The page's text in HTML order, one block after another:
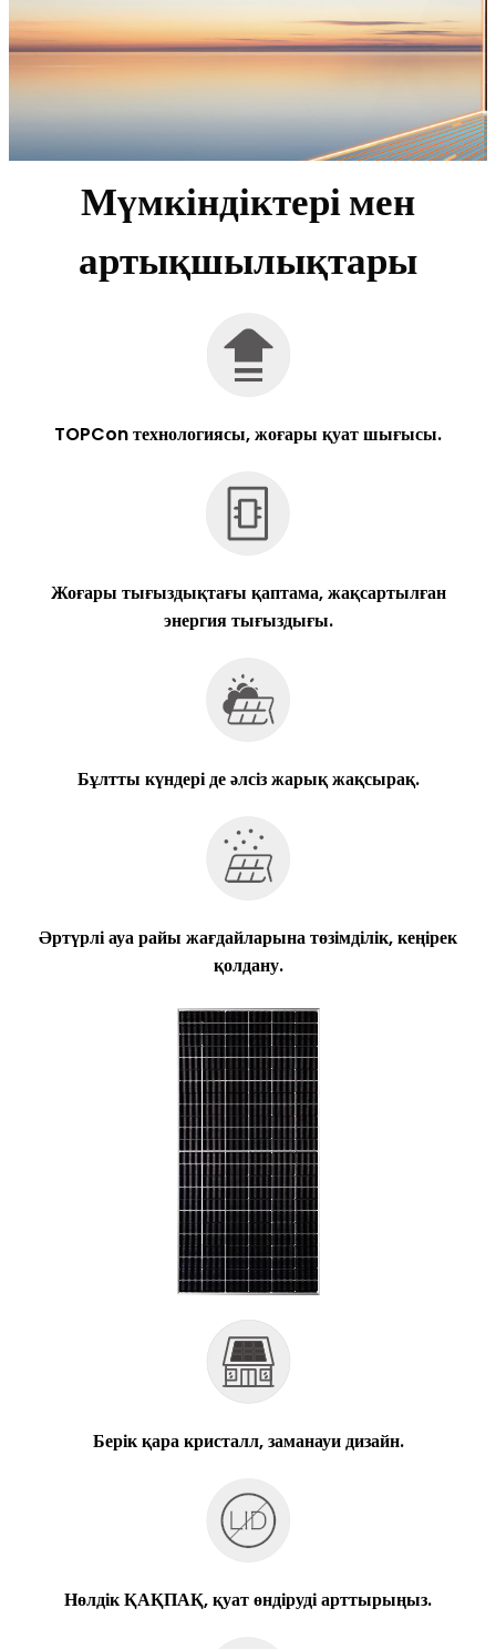
Мүмкіндіктері мен
артықшылықтары
TOPCon технологиясы, жоғары қуат шығысы.
Жоғары тығыздықтағы қаптама, жақсартылған
энергия тығыздығы.
Бұлтты күндері де әлсіз жарық жақсырақ.
Әртүрлі ауа райы жағдайларына төзімділік, кеңірек
қолдану.
Берік қара кристалл, заманауи дизайн.
Нөлдік ҚАҚПАҚ, қуат өндіруді арттырыңыз.